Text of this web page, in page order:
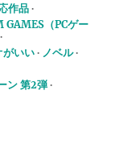
作品
GAMES（PCゲー
がいい
ノベル
ン 第2弾